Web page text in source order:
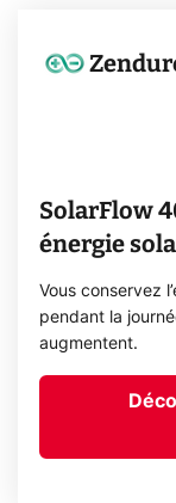
SolarFlow
énergie
Vous conservez
pendant la
augmentent.